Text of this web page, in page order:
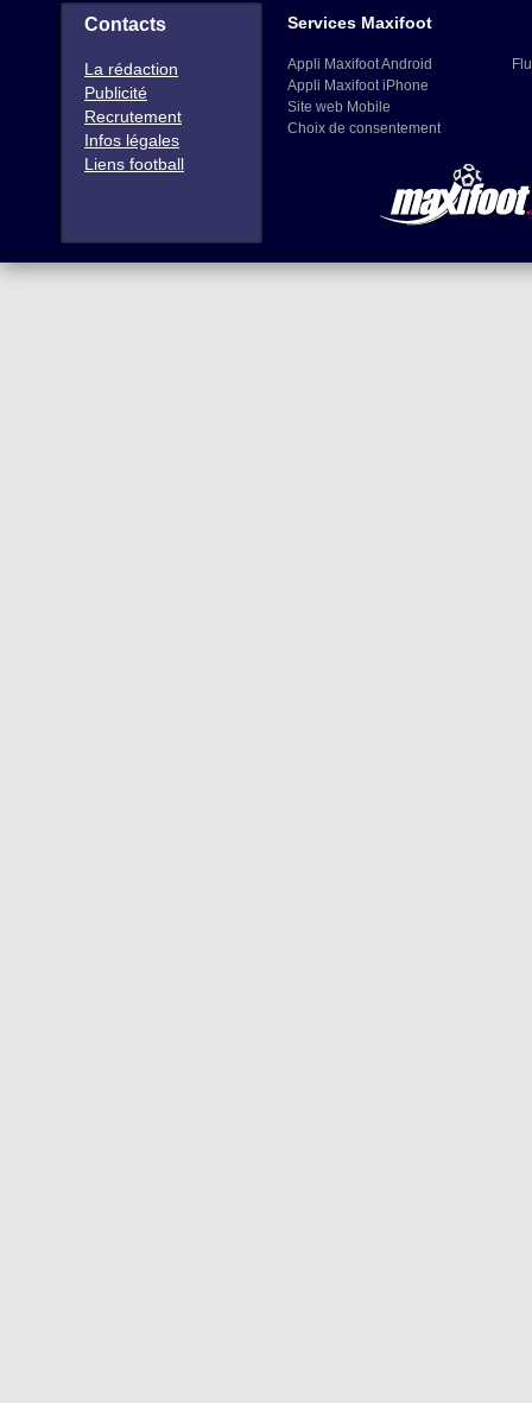
Contacts
La rédaction
Publicité
Recrutement
Infos légales
Liens football
Services Maxifoot
Appli Maxifoot Android
Appli Maxifoot iPhone
Site web Mobile
Choix de consentement